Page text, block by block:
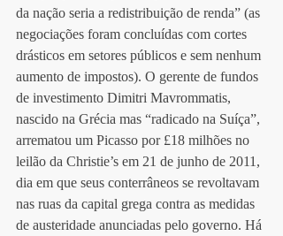
da nação seria a redistribuição de renda” (as
negociações foram concluídas com cortes
drásticos em setores públicos e sem nenhum
aumento de impostos). O gerente de fundos
de investimento Dimitri Mavrommatis,
nascido na Grécia mas “radicado na Suíça”,
arrematou um Picasso por £18 milhões no
leilão da Christie’s em 21 de junho de 2011,
dia em que seus conterrâneos se revoltavam
nas ruas da capital grega contra as medidas
de austeridade anunciadas pelo governo. Há